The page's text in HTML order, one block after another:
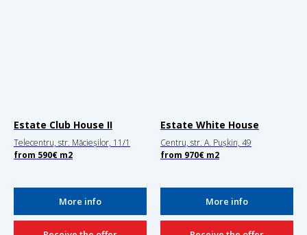
Estate Club House II
Telecentru, str. Măcieșilor, 11/1
from 590€ m2
More info
Estate White House
Centru, str. A. Pușkin, 49
from 970€ m2
More info